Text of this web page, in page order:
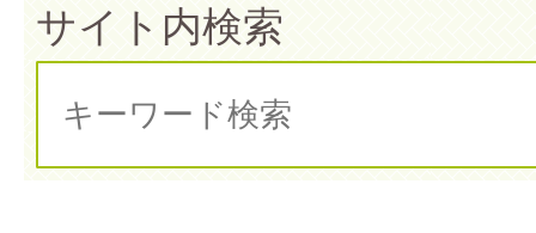
サイト内検索